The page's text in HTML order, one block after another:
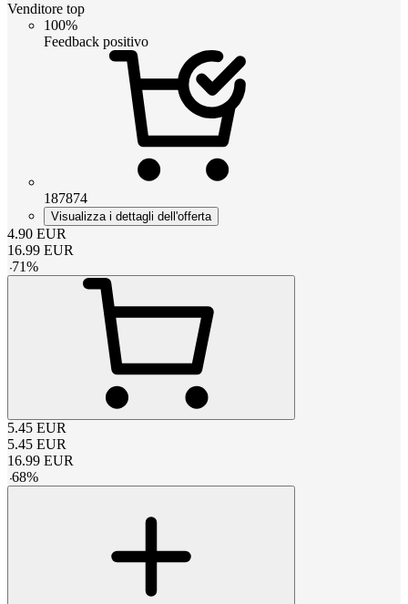
Venditore top
100%
Feedback positivo
187874
Visualizza i dettagli dell'offerta
4.90 EUR
16.99 EUR
-71%
5.45 EUR
5.45 EUR
16.99 EUR
-68%